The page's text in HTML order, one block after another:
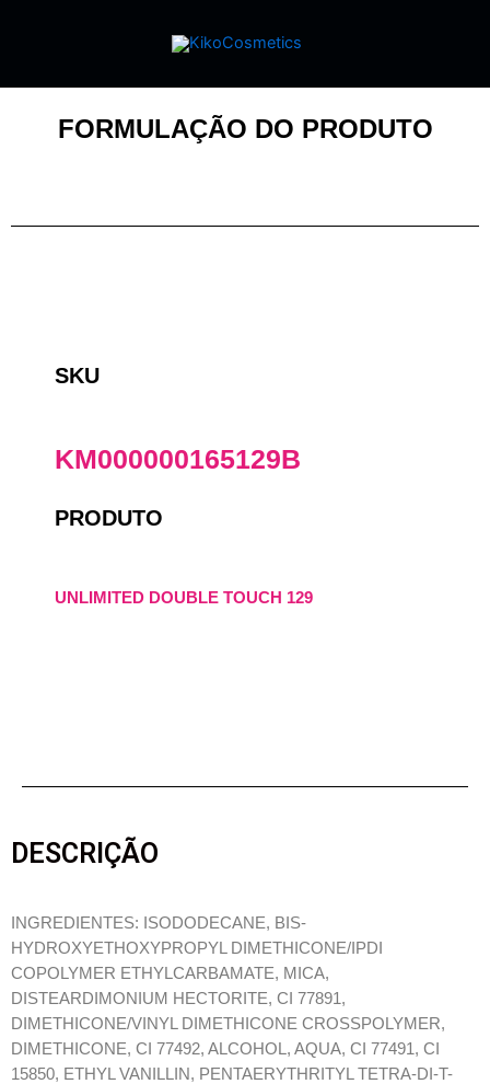
FORMULAÇÃO DO PRODUTO
SKU
KM000000165129B
PRODUTO
UNLIMITED DOUBLE TOUCH 129
DESCRIÇÃO
INGREDIENTES: ISODODECANE, BIS-
HYDROXYETHOXYPROPYL DIMETHICONE/IPDI
COPOLYMER ETHYLCARBAMATE, MICA,
DISTEARDIMONIUM HECTORITE, CI 77891,
DIMETHICONE/VINYL DIMETHICONE CROSSPOLYMER,
DIMETHICONE, CI 77492, ALCOHOL, AQUA, CI 77491, CI
15850, ETHYL VANILLIN, PENTAERYTHRITYL TETRA-DI-T-